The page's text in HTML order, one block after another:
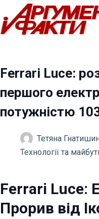
Перейти
до
вмісту
Ferrari Luce:
першого
потужністю
Тетяна
Технології та
Ferrari Luce:
Прорив від